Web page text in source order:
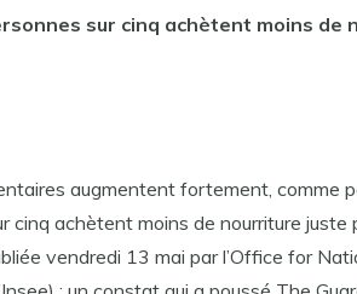
sur cinq achètent moins de
augmentent fortement, comme
cinq achètent moins de nourriture juste
vendredi 13 mai par l’Office for